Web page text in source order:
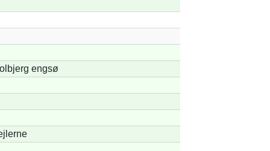
engsø